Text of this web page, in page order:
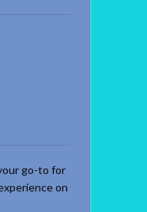
go-to for
on